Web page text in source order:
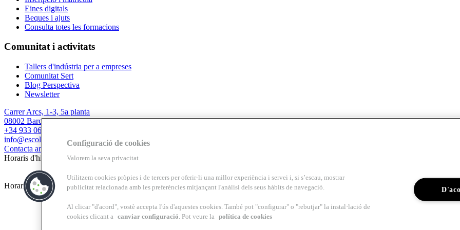
Eines digitals
Beques i ajuts
Consulta totes les formacions
Comunitat i activitats
Tallers d'indústria per a empreses
Comunitat Sert
Blog Perspectiva
Newsletter
Carrer Arcs, 1-3, 5a planta
08002 Barcelona
+34 933 067 844
info@escolasert.com
Contacta amb nosaltres
Horaris d'hivern: DLL a DJ de 8.30 a 16.30 h / DV de 8.30 a 14 h.
Horaris d’estiu (24/6 al 11/9) DLL a DV de 8.30 a 14 h.
Configuració de cookies
Valorem la seva privacitat
Utilitzem cookies pròpies i de tercers per oferir-li una millor experiència i servei i, si s’escau, mostrar
publicitat relacionada amb les preferències mitjançant l'anàlisi dels seus hàbits de navegació.
Al clicar "d'acord", vostè accepta l'ús d'aquestes cookies. També pot "configurar" o "rebutjar" la instal·lació de
cookies clicant a canviar configuració. Pot veure la política de cookies